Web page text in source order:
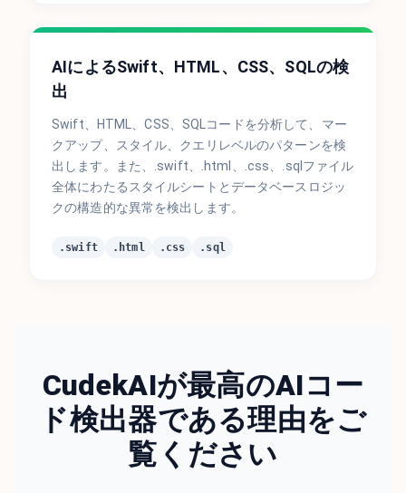
AIによるSwift、HTML、CSS、SQLの検
出
Swift、HTML、CSS、SQLコードを分析して、マー
クアップ、スタイル、クエリレベルのパターンを検
出します。また、.swift、.html、.css、.sqlファイル
全体にわたるスタイルシートとデータベースロジッ
クの構造的な異常を検出します。
.swift .html .css .sql
CudekAIが最高のAIコー
ド検出器である理由をご
覧ください